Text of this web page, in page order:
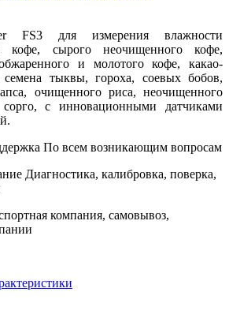
FS3 для измерения влажности
кофе, сырого неочищенного кофе,
и молотого кофе, какао-
тыквы, гороха, соевых бобов,
очищенного риса, неочищенного
сорго, с инновационными датчиками
По всем возникающим вопросам
Диагностика, калибровка, поверка,
компания, самовывоз,